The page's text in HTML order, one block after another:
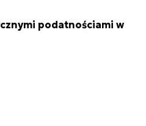
podatnościami w